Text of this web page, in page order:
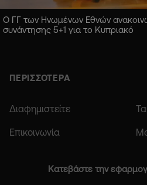
Ο ΓΓ των Ηνωμένων Εθνών
συνάντησης 5+1 για το Κυπριακό
ΠΕΡΙΣΣΟΤΕΡΑ
Διαφημιστείτε
Επικοινωνία
Κατεβάστε την